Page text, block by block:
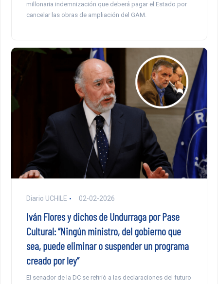
millonaria indemnización que deberá pagar el Estado por
cancelar las obras de ampliación del GAM.
Diario UCHILE 02-02-2026
Iván Flores y dichos de Undurraga por Pase
Cultural: “Ningún ministro, del gobierno que
sea, puede eliminar o suspender un programa
creado por ley”
El senador de la DC se refirió a las declaraciones del futuro